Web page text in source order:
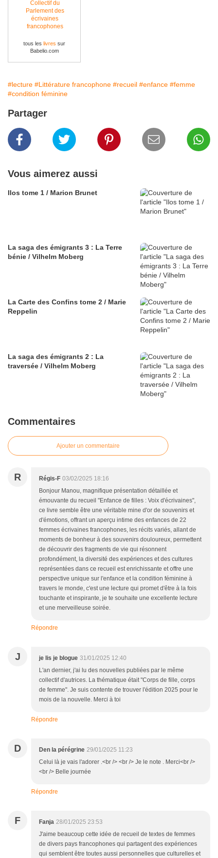
Collectif du
Parlement des
écrivaines
francophones
tous les livres sur
Babelio.com
#lecture #Littérature francophone #recueil #enfance #femme
#condition féminine
Partager
Vous aimerez aussi
Ilos tome 1 / Marion Brunet
La saga des émigrants 3 : La Terre
bénie / Vilhelm Moberg
La Carte des Confins tome 2 / Marie
Reppelin
La saga des émigrants 2 : La
traversée / Vilhelm Moberg
Commentaires
Ajouter un commentaire
R Régis-F 03/02/2025 18:16
Bonjour Manou, magnifique présentation détaillée et
émouvante du recueil "Enfance de filles : Voix d'écrivaines",
ce livre semble être une véritable mine d'or de souvenirs et
d'émotions, offrant un aperçu intime des enfances de 22
femmes écrivaines francophones, les récits variés, allant de
moments de bonheur à des souvenirs douloureux, permettent
de découvrir des fragments de vie qui résonnent
profondément, la diversité des expériences et des cultures
représentées dans ce recueil est enrichissante et offre une
perspective unique sur l'enfance et la condition féminine à
travers le monde, c'est une lecture qui promet d'être à la fois
touchante et inspirante, je te souhaite une excellente lecture
et une merveilleuse soirée.
Répondre
J je lis je blogue 31/01/2025 12:40
L'an dernier, j'ai lu des nouvelles publiées par le même
collectif d'autrices. La thématique était "Corps de fille, corps
de femme". Je suis contente de trouver l'édition 2025 pour le
mois de la nouvelle. Merci à toi
Répondre
D Den la pérégrine 29/01/2025 11:23
Celui là je vais l'adorer .<br /> <br /> Je le note . Merci<br />
<br /> Belle journée
Répondre
F Fanja 28/01/2025 23:53
J'aime beaucoup cette idée de recueil de textes de femmes
de divers pays francophones qui partagent des expériences
qui semblent être toutes aussi personnelles que culturelles et